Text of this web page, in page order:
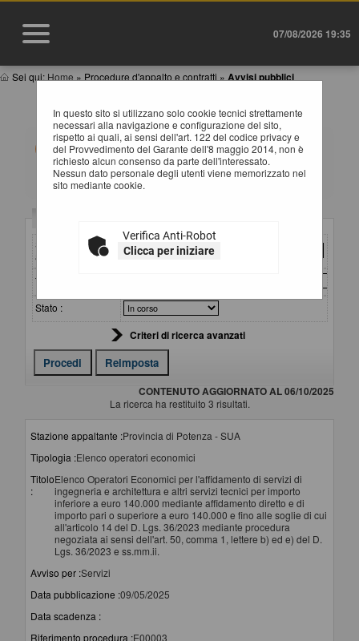
07/08/2026 19:35
Sei qui: Home » Procedure d'appalto e contratti » Avvisi pubblici
In questo sito si utilizzano solo cookie tecnici strettamente
necessari alla navigazione e configurazione del sito,
rispetto ai quali, ai sensi dell'art. 122 del codice privacy e
del Provvedimento del Garante dell'8 maggio 2014, non è
richiesto alcun consenso da parte dell'interessato.
Nessun dato personale degli utenti viene memorizzato nel
sito mediante cookie.
Verifica Anti-Robot
Clicca per iniziare
AVVISI DI GARA
All'interno di questa sezione è possibile consultare gli
avvisi secondo i tempi previsti dalla normativa dei
contratti.
I dati di dettaglio delle procedure pubbliche sono
consultabili selezionando il collegamento "Visualizza
Stazione
appaltante :
Titolo :
Stato :
Criteri di ricerca avanzati
CONTENUTO AGGIORNATO AL 06/10/2025
La ricerca ha restituito 3 risultati.
Stazione appaltante :Provincia di Potenza - SUA
Tipologia :Elenco operatori economici
Titolo
:
Elenco Operatori Economici per l'affidamento di servizi di
ingegneria e architettura e altri servizi tecnici per importo
inferiore a euro 140.000 mediante affidamento diretto e di
importo pari o superiore a euro 140.000 e fino alle soglie di cui
all'articolo 14 del D. Lgs. 36/2023 mediante procedura
negoziata ai sensi dell'art. 50, comma 1, lettere b) ed e) del D.
Lgs. 36/2023 e ss.mm.ii.
Avviso per :Servizi
Data pubblicazione :09/05/2025
Data scadenza :
Riferimento procedura :E00003